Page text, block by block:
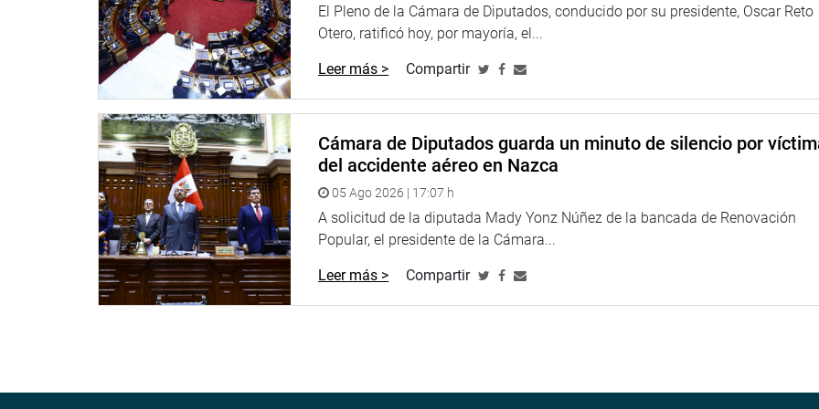
El Pleno de la Cámara de Diputados, conducido por su presidente, Oscar Reto
Otero, ratificó hoy, por mayoría, el...
Leer más > Compartir
Cámara de Diputados guarda un minuto de silencio por
del accidente aéreo en Nazca
05 Ago 2026 | 17:07 h
A solicitud de la diputada Mady Yonz Núñez de la bancada de Renovación
Popular, el presidente de la Cámara...
Leer más > Compartir